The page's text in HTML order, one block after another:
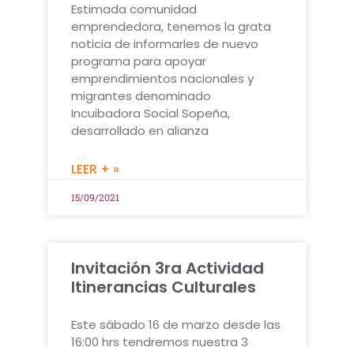
Estimada comunidad
emprendedora, tenemos la grata
noticia de informarles de nuevo
programa para apoyar
emprendimientos nacionales y
migrantes denominado
Incuibadora Social Sopeña,
desarrollado en alianza
LEER + »
15/09/2021
Invitación 3ra Actividad
Itinerancias Culturales
Este sábado 16 de marzo desde las
16:00 hrs tendremos nuestra 3